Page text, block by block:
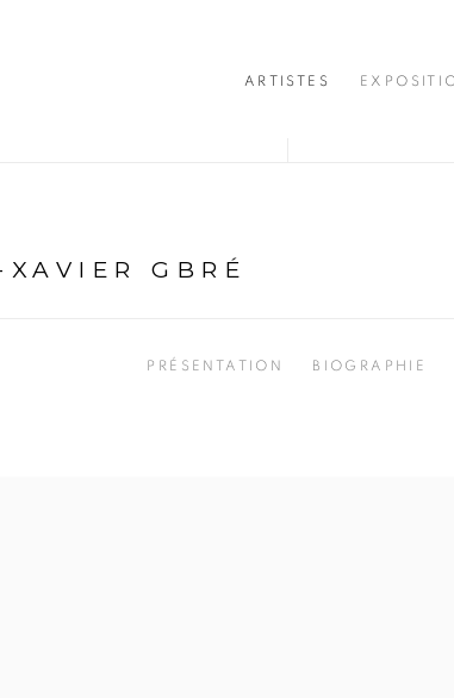
ARTISTES
GBRÉ
PRÉSENTATION BIOGRAPHIE